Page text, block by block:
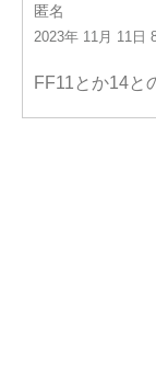
匿名
2023年 11月 11日
FF11とか14と